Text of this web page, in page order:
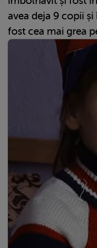
avea deja 9 copii
fost cea mai grea